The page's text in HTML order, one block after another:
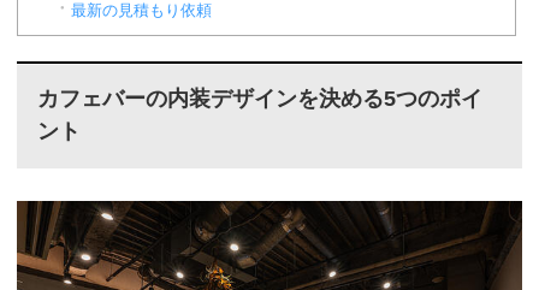
最新の見積もり依頼
カフェバーの内装デザインを決める5つのポイ
ント